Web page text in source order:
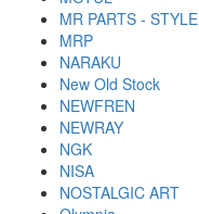
MR PARTS - STYLE
MRP
NARAKU
New Old Stock
NEWFREN
NEWRAY
NGK
NISA
NOSTALGIC ART